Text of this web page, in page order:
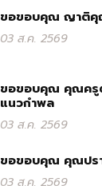
ขอขอบคุณ ญาติคุ
03 ส.ค. 2569
ขอขอบคุณ คุณครู
แนวกำพล
03 ส.ค. 2569
ขอขอบคุณ คุณปร
03 ส.ค. 2569